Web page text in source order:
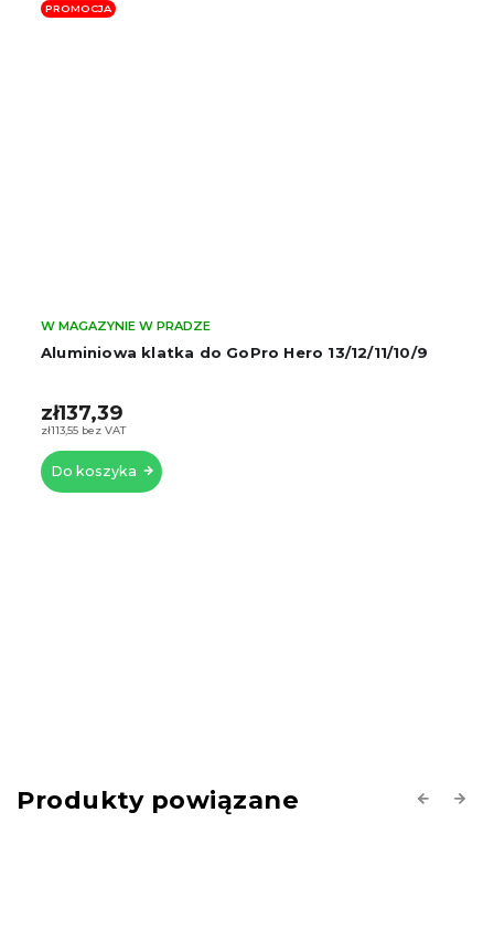
PROMOCJA
Aluminiowa klatka do GoPro Hero 13/12/11/10/9
W MAGAZYNIE W PRADZE
zł113,55 bez VAT
zł137,39
Do koszyka
Produkty powiązane Previous
Next